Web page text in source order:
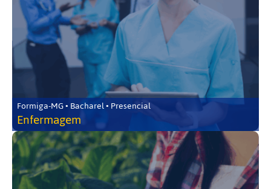
Formiga-MG • Bacharel • Presencial
Enfermagem